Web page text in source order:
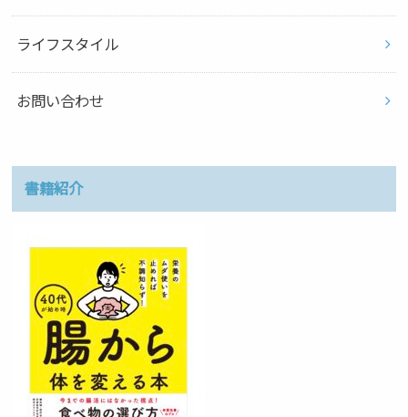
ライフスタイル
お問い合わせ
書籍紹介